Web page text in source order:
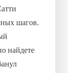
шагов.
найдете